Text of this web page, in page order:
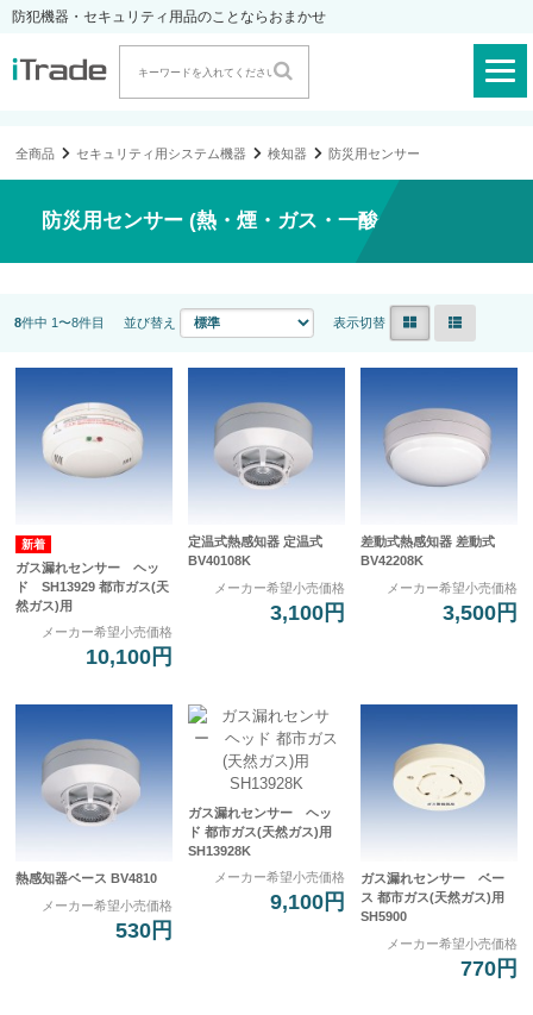
防犯機器・セキュリティ用品のことならおまかせ
全商品 セキュリティ用システム機器 検知器 防災用センサー
防災用センサー (熱・煙・ガス・一酸化炭素)
8件中 1〜8件目 並び替え 表示切替
ガス漏れセンサー ヘッ
ド SH13929 都市ガス(天
然ガス)用
メーカー希望小売価格
10,100円
定温式熱感知器 定温式
BV40108K
メーカー希望小売価格
3,100円
差動式熱感知器 差動式
BV42208K
メーカー希望小売価格
3,500円
熱感知器ベース BV4810
メーカー希望小売価格
530円
ガス漏れセンサー ヘッ
ド 都市ガス(天然ガス)用
SH13928K
メーカー希望小売価格
9,100円
ガス漏れセンサー ベー
ス 都市ガス(天然ガス)用
SH5900
メーカー希望小売価格
770円